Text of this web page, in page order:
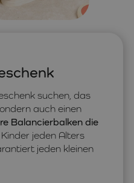
suchen, das
auch einen
Balancierbalken die
jeden Alters
jeden kleinen